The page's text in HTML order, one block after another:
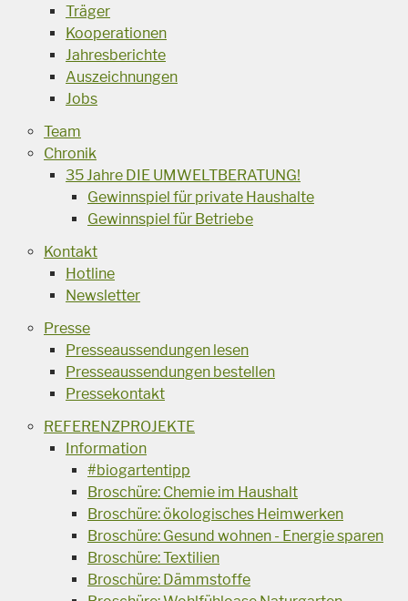
Träger
Kooperationen
Jahresberichte
Auszeichnungen
Jobs
Team
Chronik
35 Jahre DIE UMWELTBERATUNG!
Gewinnspiel für private Haushalte
Gewinnspiel für Betriebe
Kontakt
Hotline
Newsletter
Presse
Presseaussendungen lesen
Presseaussendungen bestellen
Pressekontakt
REFERENZPROJEKTE
Information
#biogartentipp
Broschüre: Chemie im Haushalt
Broschüre: ökologisches Heimwerken
Broschüre: Gesund wohnen - Energie sparen
Broschüre: Textilien
Broschüre: Dämmstoffe